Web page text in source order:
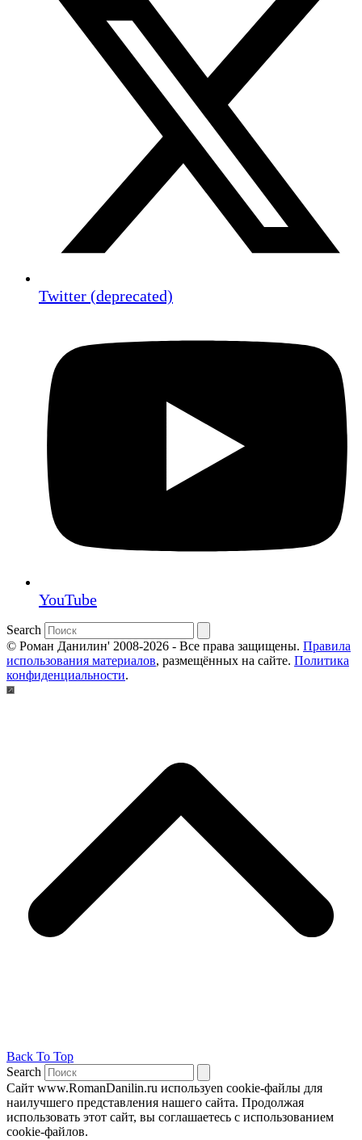
Twitter (deprecated)
YouTube
Search
© Роман Данилин' 2008-2026 - Все права защищены. Правила
использования материалов, размещённых на сайте. Политика
конфиденциальности.
Back To Top
Search
Сайт www.RomanDanilin.ru используеn cookie-файлы для
наилучшего представления нашего сайта. Продолжая
использовать этот сайт, вы соглашаетесь с использованием
cookie-файлов.